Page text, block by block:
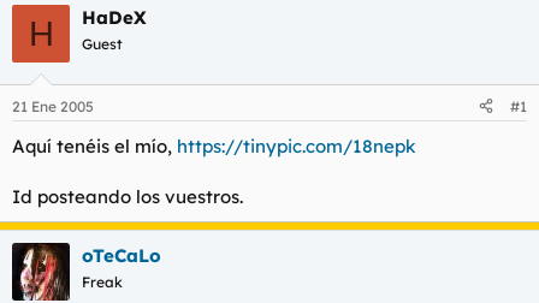
i
c
a
d
o
r
d
t
e
m
a
c
a
i
n
i
o
H HaDeX
Guest
21 Ene 2005 #1
Aquí tenéis el mío, https://tinypic.com/18nepk
Id posteando los vuestros.
oTeCaLo
Freak